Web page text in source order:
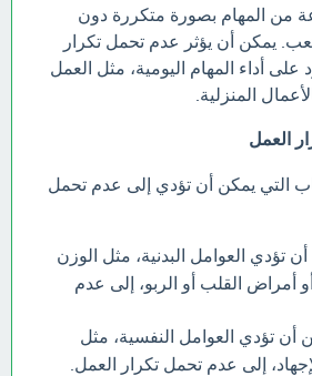
من المهام بصورة متكررة دون
يمكن أن يؤثر عدم تحمل تكرار
أداء المهام اليومية، مثل العمل
المنزلية.
العمل
التي يمكن أن تؤدي إلى عدم تحمل
تؤدي العوامل البدنية، مثل الوزن
أو أمراض القلب أو الربو، إلى عدم
أن تؤدي العوامل النفسية، مثل
إلى عدم تحمل تكرار العمل.